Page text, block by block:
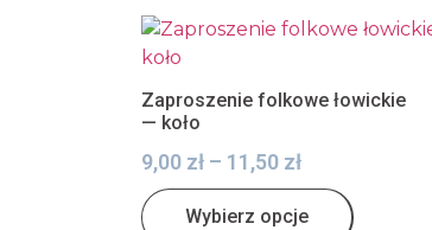
Zaproszenie folkowe łowickie
— koło
9,00 zł – 11,50 zł
Wybierz opcje